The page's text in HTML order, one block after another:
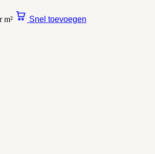
m² Snel toevoegen